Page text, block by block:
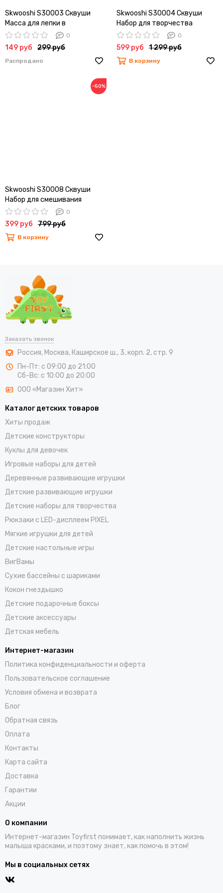
Skwooshi S30003 Сквуши
Масса для лепки в
контейнере 85 г
0
149 руб 299 руб
Распродано
Skwooshi S30004 Сквуши
Набор для творчества
игровой - масса для лепки и
аксессуары
0
599 руб 1 299 руб
В корзину
−50%
Skwooshi S30008 Сквуши
Набор для смешивания
цветов - масса для лепки и
аксессуары
0
399 руб 799 руб
В корзину
Заказать звонок
Россия, Москва, Каширское ш., 3, корп. 2, стр. 9
Пн-Пт: с 09:00 до 21:00
Сб-Вс: с 10:00 до 20:00
ООО «Магазин Хит»
Каталог детских товаров
Хиты продаж
Детские конструкторы
Куклы для девочек
Игровые наборы для детей
Деревянные развивающие игрушки
Детские развивающие игрушки
Детские наборы для творчества
Рюкзаки с LED-дисплеем PIXEL
Мягкие игрушки для детей
Детские настольные игры
ВигВамы
Cухие бассейны c шариками
Кокон гнездышко
Детские подарочные боксы
Детские аксессуары
Детская мебель
Интернет-магазин
Политика конфиденциальности и оферта
Пользовательское соглашение
Условия обмена и возврата
Блог
Обратная связь
Оплата
Контакты
Карта сайта
Доставка
Гарантии
Акции
О компании
Интернет-магазин Toyfirst понимает, как наполнить жизнь
малыша красками, и поэтому знает, как помочь в этом!
Мы в социальных сетях